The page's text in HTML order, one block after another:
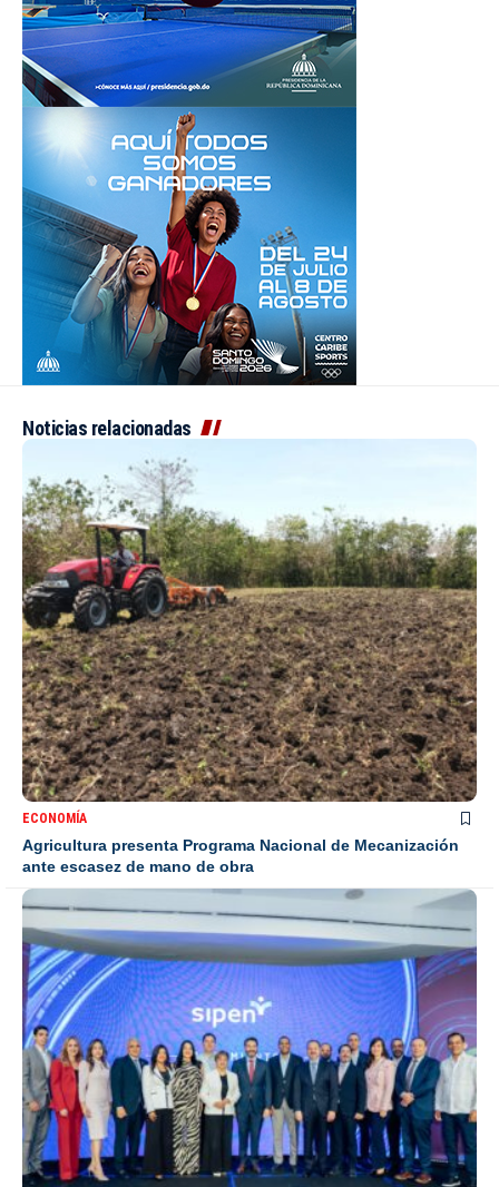
Noticias relacionadas
ECONOMÍA
Agricultura presenta Programa Nacional de Mecanización
ante escasez de mano de obra